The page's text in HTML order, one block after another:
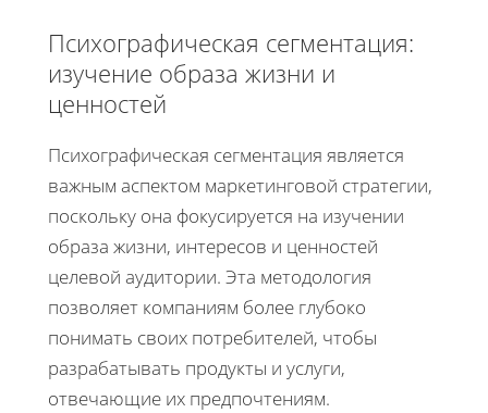
Психографическая сегментация:
изучение образа жизни и
ценностей
Психографическая сегментация является
важным аспектом маркетинговой стратегии,
поскольку она фокусируется на изучении
образа жизни, интересов и ценностей
целевой аудитории. Эта методология
позволяет компаниям более глубоко
понимать своих потребителей, чтобы
разрабатывать продукты и услуги,
отвечающие их предпочтениям.